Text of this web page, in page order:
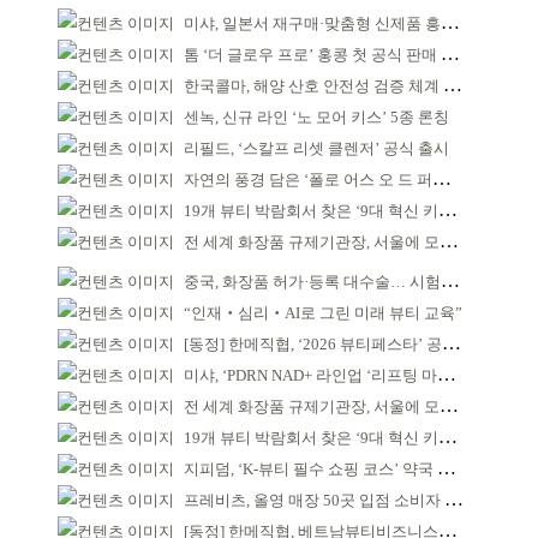
미샤, 일본서 재구매·맞춤형 신제품 흥행 ‘쌍끌이’
톰 ‘더 글로우 프로’ 홍콩 첫 공식 판매 완판
한국콜마, 해양 산호 안전성 검증 체계 구축
센녹, 신규 라인 ‘노 모어 키스’ 5종 론칭
리필드, ‘스칼프 리셋 클렌저’ 공식 출시
자연의 풍경 담은 ‘폴로 어스 오 드 퍼퓸’ 4종 출시
19개 뷰티 박람회서 찾은 ‘9대 혁신 키워드’
전 세계 화장품 규제기관장, 서울에 모인다
중국, 화장품 허가·등록 대수술… 시험자료 공용 허용
“인재‧심리‧AI로 그린 미래 뷰티 교육”
[동정] 한메직협, ‘2026 뷰티페스타’ 공동 주최
미샤, ‘PDRN NAD+ 라인업 ‘리프팅 마스크’ 출시
전 세계 화장품 규제기관장, 서울에 모인다
19개 뷰티 박람회서 찾은 ‘9대 혁신 키워드’
지피덤, ‘K-뷰티 필수 쇼핑 코스’ 약국 공략
프레비츠, 올영 매장 50곳 입점 소비자 접점 강화
[동정] 한메직협, 베트남뷰티비즈니스협회와 MOU